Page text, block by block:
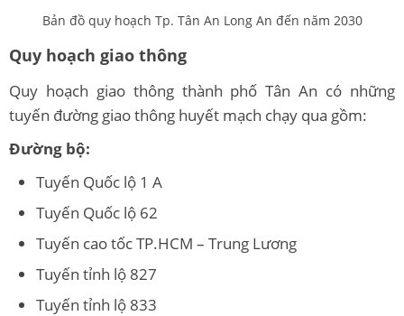
Bản đồ quy hoạch Tp. Tân An Long An đến năm 2030
Quy hoạch giao thông
Quy hoạch giao thông thành phố Tân An có những
tuyến đường giao thông huyết mạch chạy qua gồm:
Đường bộ:
Tuyến Quốc lộ 1 A
Tuyến Quốc lộ 62
Tuyến cao tốc TP.HCM – Trung Lương
Tuyến tỉnh lộ 827
Tuyến tỉnh lộ 833